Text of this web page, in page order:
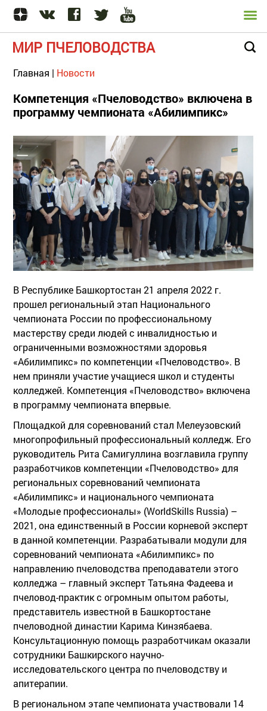
МИР ПЧЕЛОВОДСТВА
Главная | Новости
Компетенция «Пчеловодство» включена в
программу чемпионата «Абилимпикс»
В Республике Башкортостан 21 апреля 2022 г.
прошел региональный этап Национального
чемпионата России по профессиональному
мастерству среди людей с инвалидностью и
ограниченными возможностями здоровья
«Абилимпикс» по компетенции «Пчеловодство». В
нем приняли участие учащиеся школ и студенты
колледжей. Компетенция «Пчеловодство» включена
в программу чемпионата впервые.
Площадкой для соревнований стал Мелеузовский
многопрофильный профессиональный колледж. Его
руководитель Рита Самигуллина возглавила группу
разработчиков компетенции «Пчеловодство» для
региональных соревнований чемпионата
«Абилимпикс» и национального чемпионата
«Молодые профессионалы» (WorldSkills Russia) –
2021, она единственный в России корневой эксперт
в данной компетенции. Разрабатывали модули для
соревнований чемпионата «Абилимпикс» по
направлению пчеловодства преподаватели этого
колледжа – главный эксперт Татьяна Фадеева и
пчеловод-практик с огромным опытом работы,
представитель известной в Башкортостане
пчеловодной династии Карима Кинзябаева.
Консультационную помощь разработчикам оказали
сотрудники Башкирского научно-
исследовательского центра по пчеловодству и
апитерапии.
В региональном этапе чемпионата участвовали 14